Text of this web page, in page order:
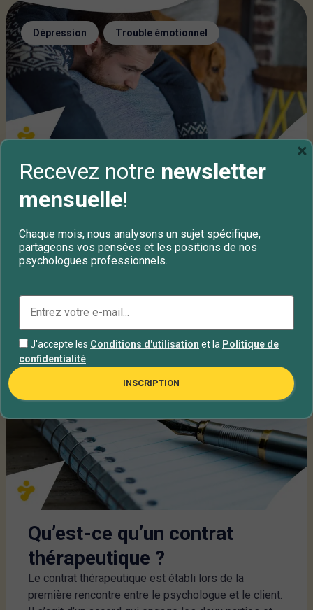
Dépression , Trouble émotionnel
Qu’est-ce que la dépression
saisonnière ou le trouble
affectif saisonnier ?
La dépression saisonnière est considérée comme
une forme de dépression et semble toucher 2 à 3%
Équipe ClicktoTherapy
Contrat thérapeutique , Psychothérapie
Qu’est-ce qu’un contrat
thérapeutique ?
Le contrat thérapeutique est établi lors de la
première rencontre entre le psychologue et le client.
Recevez notre newsletter
mensuelle!
Chaque mois, nous analysons un sujet spécifique,
partageons vos pensées et les positions de nos
psychologues professionnels.
J'accepte les Conditions d'utilisation et la Politique de
confidentialité
INSCRIPTION
×